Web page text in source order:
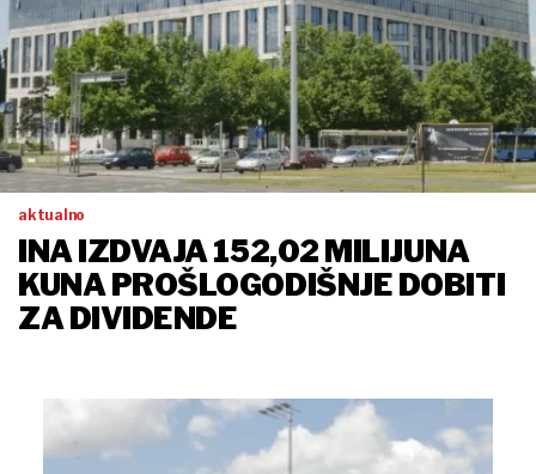
aktualno
INA IZDVAJA 152,02 MILIJUNA
KUNA PROŠLOGODIŠNJE DOBITI
ZA DIVIDENDE